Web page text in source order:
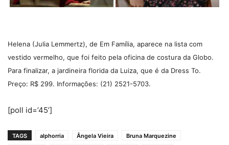
Helena (Julia Lemmertz), de Em Família, aparece na lista com
vestido vermelho, que foi feito pela oficina de costura da Globo.
Para finalizar, a jardineira florida da Luiza, que é da Dress To.
Preço: R$ 299. Informações: (21) 2521-5703.
[poll id=’45’]
TAGS alphorria Ângela Vieira
Bruna Marquezine